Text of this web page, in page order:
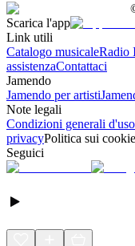
Scarica l'app
Link utili
Catalogo musicaleRadio
assistenzaContattaci
Jamendo
Jamendo per artisti
Note legali
Condizioni generali d'uso
privacyPolitica sui cookie
Seguici